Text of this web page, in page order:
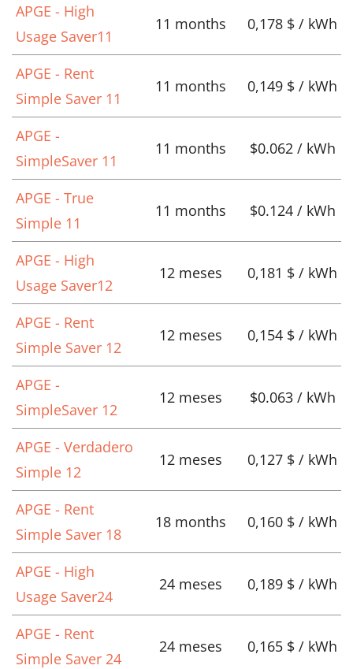
APGE - High
Usage Saver11
11 months 0,178 $ / kWh
APGE - Rent
Simple Saver 11
11 months 0,149 $ / kWh
APGE -
SimpleSaver 11
11 months $0.062 / kWh
APGE - True
Simple 11
11 months $0.124 / kWh
APGE - High
Usage Saver12
12 meses 0,181 $ / kWh
APGE - Rent
Simple Saver 12
12 meses 0,154 $ / kWh
APGE -
SimpleSaver 12
12 meses $0.063 / kWh
APGE - Verdadero
Simple 12
12 meses 0,127 $ / kWh
APGE - Rent
Simple Saver 18
18 months 0,160 $ / kWh
APGE - High
Usage Saver24
24 meses 0,189 $ / kWh
APGE - Rent
Simple Saver 24
24 meses 0,165 $ / kWh